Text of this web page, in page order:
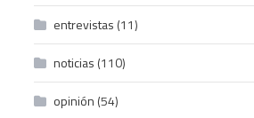
entrevistas (11)
noticias (110)
opinión (54)